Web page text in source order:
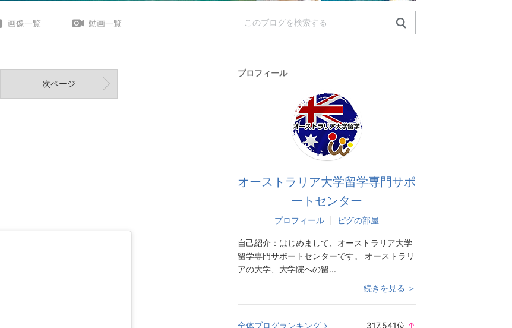
画像一覧 動画一覧
次ページ
プロフィール
オーストラリア大学留学専門サポ
ートセンター
プロフィール ピグの部屋
自己紹介： はじめまして、オーストラリア大学
留学専門サポートセンターです。 オーストラリ
アの大学、大学院への留...
続きを見る ＞
全体ブログランキング 317,541位 ↑